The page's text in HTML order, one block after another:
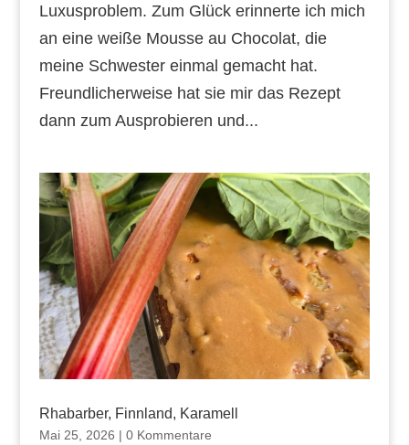
Luxusproblem. Zum Glück erinnerte ich mich
an eine weiße Mousse au Chocolat, die
meine Schwester einmal gemacht hat.
Freundlicherweise hat sie mir das Rezept
dann zum Ausprobieren und...
Rhabarber, Finnland, Karamell
Mai 25, 2026 | 0 Kommentare